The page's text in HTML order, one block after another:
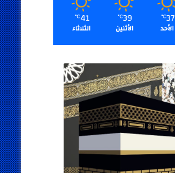
37
℃
الأحد
39
℃
الأثنين
41
℃
الثلاثاء